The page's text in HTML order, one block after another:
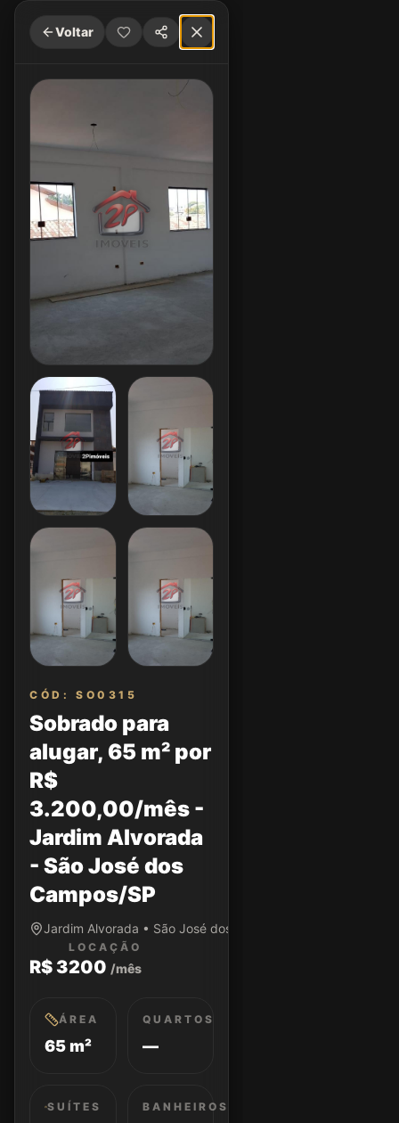
Voltar
CÓD: SO0315
Sobrado para
alugar, 65 m² por
R$
3.200,00/mês -
Jardim Alvorada
- São José dos
Campos/SP
Jardim Alvorada • São José dos Campos/SP
LOCAÇÃO
R$ 3200 /mês
ÁREA
65 m²
QUARTOS
—
SUÍTES BANHEIROS